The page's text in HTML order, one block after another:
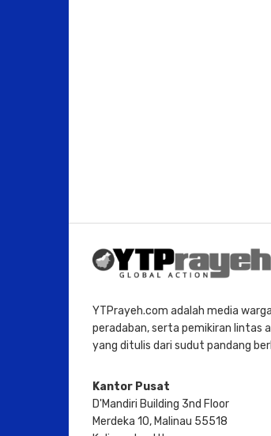
YTPrayeh.com adalah media
peradaban, serta pemikiran lintas
yang ditulis dari sudut pandang
Kantor Pusat
D'Mandiri Building 3nd Floor
Merdeka 10, Malinau 55518